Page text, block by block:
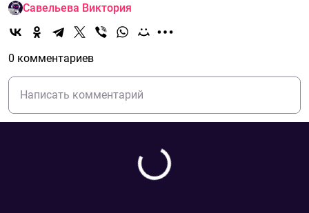
Савельева Виктория
0 комментариев